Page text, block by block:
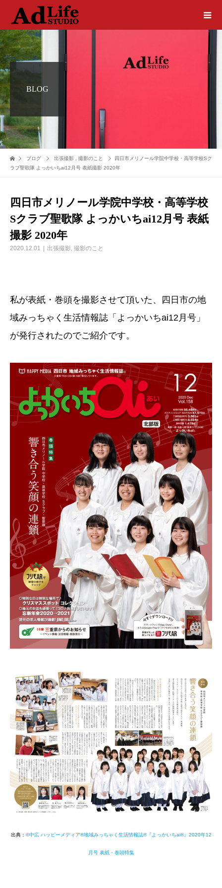
BLOG
ブログ 出張撮影 撮影のこと
四日市メリノール学院中学校・高等学校Sク
ラブ聖歌隊 よっかいちai12月号 表紙撮影 2020年
四日市メリノール学院中学校・高等学校
Sクラブ聖歌隊 よっかいちai12月号 表紙
撮影 2020年
2020.12.01 出張撮影, 撮影のこと
私が表紙・巻頭を撮影させて頂いた、四日市の地
域みっちゃく生活情報誌「よっかいちai12月号」
が発行されたのでご紹介です。
出典： ©中広 ハッピーメディア®地域みっちゃく生活情報誌®『よっかいちai®』2020年12
月号 表紙・巻頭特集